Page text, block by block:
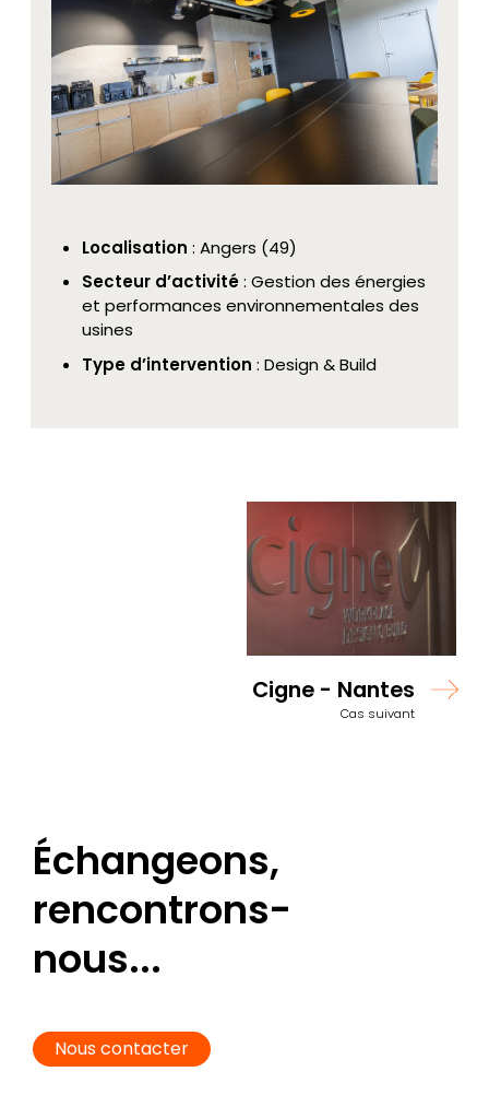
Localisation : Angers (49)
Secteur d’activité: Gestion des énergies
et performances environnementales des
usines
Type d’intervention : Design & Build
Cigne - Nantes
Cas suivant
Échangeons,
rencontrons-
nous...
Nous contacter